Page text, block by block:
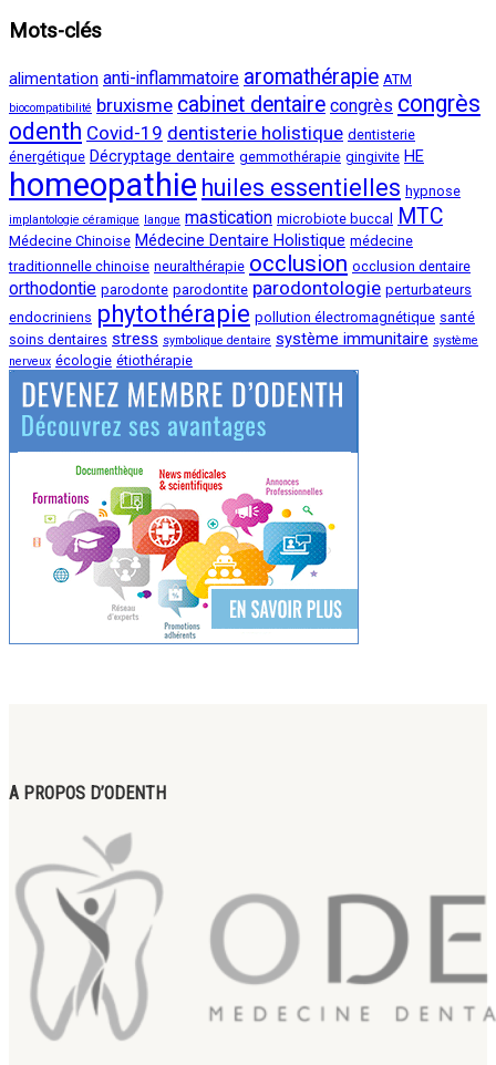
Mots-clés
alimentation anti-inflammatoire aromathérapie ATM
biocompatibilité bruxisme cabinet dentaire congrès congrès
odenth Covid-19 dentisterie holistique dentisterie
énergétique Décryptage dentaire gemmothérapie gingivite HE
homeopathie huiles essentielles hypnose
implantologie céramique langue mastication microbiote buccal MTC
Médecine Chinoise Médecine Dentaire Holistique médecine
traditionnelle chinoise neuralthérapie occlusion occlusion dentaire
orthodontie parodonte parodontite parodontologie perturbateurs
endocriniens phytothérapie pollution électromagnétique santé
soins dentaires stress symbolique dentaire système immunitaire système
nerveux écologie étiothérapie
A PROPOS D’ODENTH